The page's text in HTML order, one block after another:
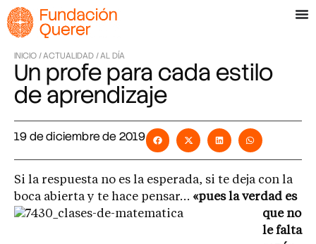
INICIO /ACTUALIDAD /AL DÍA
Un profe para cada estilo
de aprendizaje
19 de diciembre de 2019
Si la respuesta no es la esperada, si te deja con la
boca abierta y te hace pensar… «pues la verdad es
que no
le falta